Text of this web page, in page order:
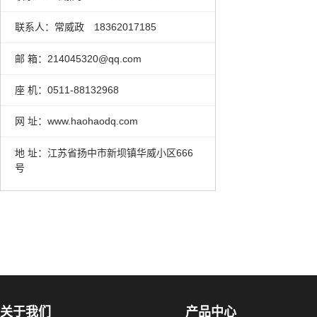
联系人：常威政 18362017185
邮 箱：214045320@qq.com
座 机：0511-88132968
网 址：www.haohaodq.com
地 址：江苏省扬中市新坝镇华威小区666
号
关于我们 产品中心